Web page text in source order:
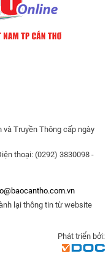
và Truyền Thông cấp ngày
thoại: (0292) 3830098 -
lại thông tin từ website
Phát triển bởi: